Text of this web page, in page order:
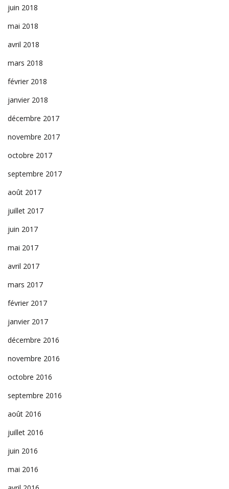
juin 2018
mai 2018
avril 2018
mars 2018
février 2018
janvier 2018
décembre 2017
novembre 2017
octobre 2017
septembre 2017
août 2017
juillet 2017
juin 2017
mai 2017
avril 2017
mars 2017
février 2017
janvier 2017
décembre 2016
novembre 2016
octobre 2016
septembre 2016
août 2016
juillet 2016
juin 2016
mai 2016